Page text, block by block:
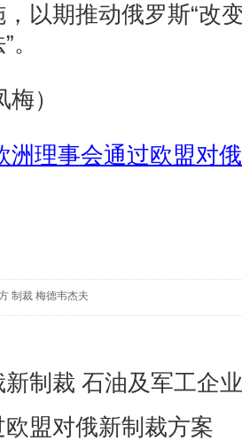
以期推动俄罗斯“改
）
洲理事会通过欧盟对
制裁 梅德韦杰夫
制裁 石油及军工企
盟对俄新制裁方案